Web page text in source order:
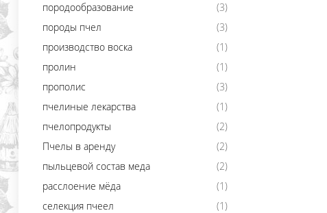
породообразование
(3)
породы пчел
(3)
производство воска
(1)
пролин
(1)
прополис
(3)
пчелиные лекарства
(1)
пчелопродукты
(2)
Пчелы в аренду
(2)
пыльцевой состав меда
(2)
расслоение мёда
(1)
селекция пчеел
(1)